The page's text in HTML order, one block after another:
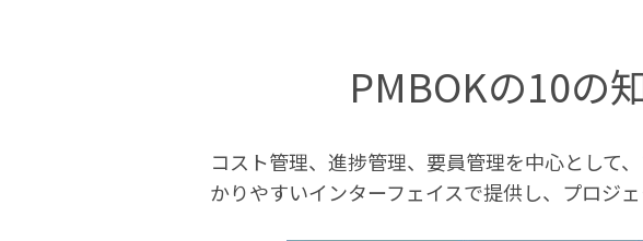
PMBOKの10の
コスト管理、進捗管理、要員管理を中心として
かりやすいインターフェイスで提供し、プロジ